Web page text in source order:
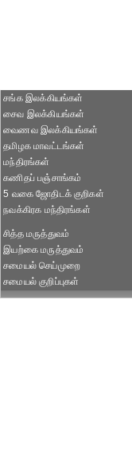
சங்க இலக்கியங்கள்
சைவ இலக்கியங்கள்
வைணவ இலக்கியங்கள்
தமிழக மாவட்டங்கள்
மந்திரங்கள்
கணிதப் பஞ்சாங்கம்
5 வகை ஜோதிடக் குறிகள்
நவக்கிரக மந்திரங்கள்
சித்த மருத்துவம்
இயற்கை மருத்துவம்
சமையல் செய்முறை
சமையல் குறிப்புகள்